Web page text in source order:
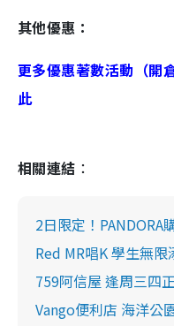
其他優惠：
更多優惠著數活動（開
此
相關連結 ：
2日限定！PANDORA
Red MR唱K 學生無限
759阿信屋 逢周三四
Vango便利店 海洋公